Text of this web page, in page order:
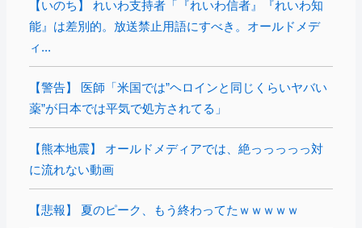
【いのち】 れいわ支持者「『れいわ信者』『れいわ知
能』は差別的。放送禁止用語にすべき。オールドメデ
ィ...
【警告】 医師「米国では”ヘロインと同じくらいヤバい
薬”が日本では平気で処方されてる」
【熊本地震】 オールドメディアでは、絶っっっっっ対
に流れない動画
【悲報】 夏のピーク、もう終わってたｗｗｗｗｗ